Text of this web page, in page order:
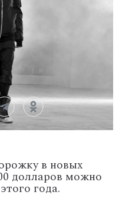
в новых
долларов можно
года.